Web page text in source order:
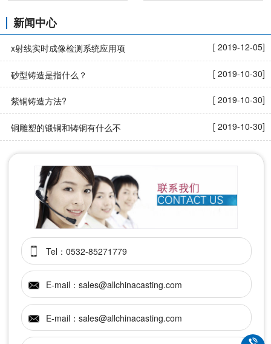
新闻中心
x射线实时成像检测系统应用项 [ 2019-12-05]
砂型铸造是指什么？ [ 2019-10-30]
紫铜铸造方法? [ 2019-10-30]
铜雕塑的锻铜和铸铜有什么不 [ 2019-10-30]
Tel：0532-85271779
E-mail：sales@allchinacasting.com
E-mail：sales@allchinacasting.com